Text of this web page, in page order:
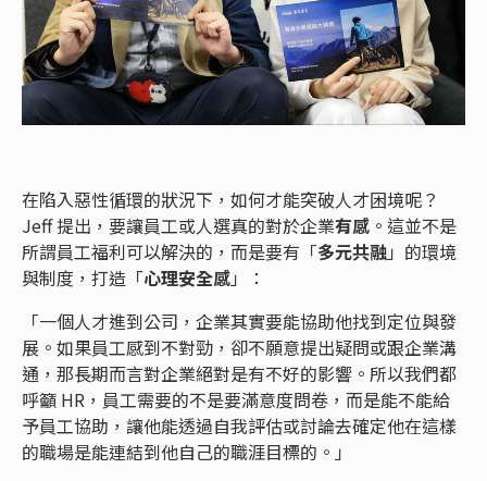
在陷入惡性循環的狀況下，如何才能突破人才困境呢？
Jeff 提出，要讓員工或人選真的對於企業有感 。這並不是
所謂員工福利可以解決的，而是要有「多元共融」的環境
與制度，打造「心理安全感」：
「一個人才進到公司，企業其實要能協助他找到定位與發
展。如果員工感到不對勁，卻不願意提出疑問或跟企業溝
通，那長期而言對企業絕對是有不好的影響。所以我們都
呼籲 HR，員工需要的不是要滿意度問卷，而是能不能給
予員工協助，讓他能透過自我評估或討論去確定他在這樣
的職場是能連結到他自己的職涯目標的。」